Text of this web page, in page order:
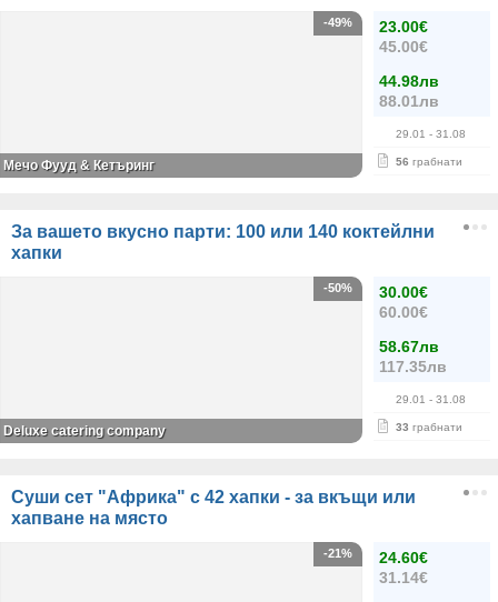
23.00€
45.00€
44.98лв
88.01лв
29.01 - 31.08
56 грабнати
-49%
Мечо Фууд & Кетъринг
За вашето вкусно парти: 100 или 140 коктейлни
хапки
30.00€
60.00€
58.67лв
117.35лв
29.01 - 31.08
33 грабнати
-50%
Deluxe catering company
Суши сет "Африка" с 42 хапки - за вкъщи или
хапване на място
24.60€
31.14€
-21%